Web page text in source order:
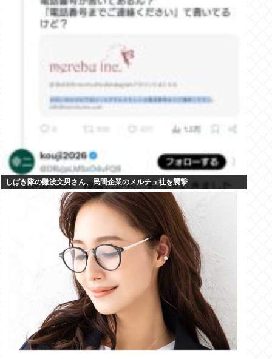
しばき隊の難波文男さん、民間企業のメルチュ社を襲撃